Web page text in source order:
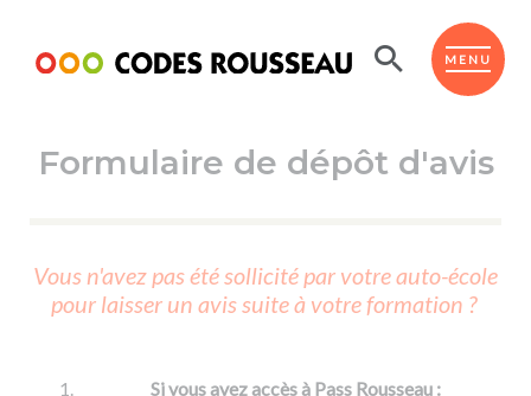
MENU
ESPACE ÉLÈVE
Code de la route
Passer l'ASSR
Réviser le code
Passer l'ETM
Permis voiture
Formulaire de dépôt d'avis
Vous n'avez pas été sollicité par votre auto-école
pour laisser un avis suite à votre formation ?
Si vous avez accès à Pass Rousseau :